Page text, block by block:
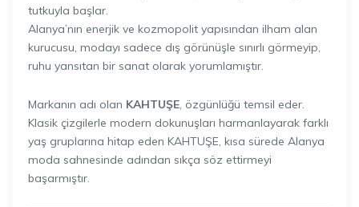
tutkuyla başlar.
Alanya’nın enerjik ve kozmopolit yapısından ilham alan
kurucusu, modayı sadece dış görünüşle sınırlı görmeyip,
ruhu yansıtan bir sanat olarak yorumlamıştır.
Markanın adı olan KAHTUŞE, özgünlüğü temsil eder.
Klasik çizgilerle modern dokunuşları harmanlayarak farklı
yaş gruplarına hitap eden KAHTUŞE, kısa sürede Alanya
moda sahnesinde adından sıkça söz ettirmeyi
başarmıştır.